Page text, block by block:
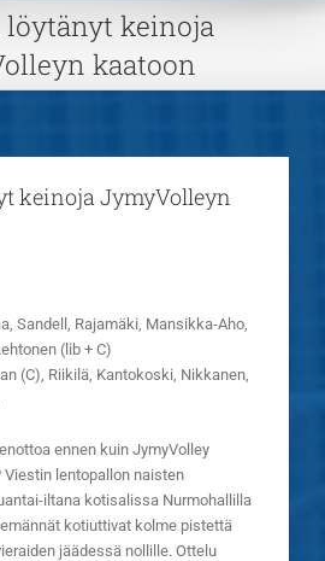
löytänyt keinoja
kaatoon
keinoja JymyVolleyn
Sandell, Rajamäki, Mansikka-Aho,
(lib + C)
(C), Riikilä, Kantokoski, Nikkanen,
ennen kuin JymyVolley
lentopallon naisten
iltana kotisalissa Nurmohallilla
kotiuttivat kolme pistettä
jäädessä nollille. Ottelu